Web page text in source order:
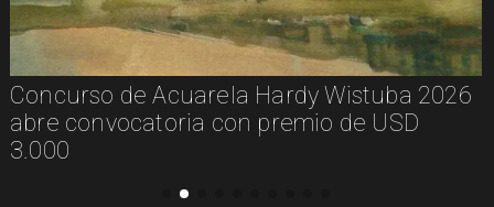
Concurso de Acuarela Hardy Wistuba 2026
abre convocatoria con premio de USD
3.000